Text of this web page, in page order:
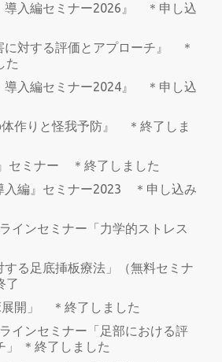
導入編セミナー2026』 ＊申し込
に対する評価とアプローチ』 ＊
た
導入編セミナー2024』 ＊申し込
作りと怪我予防』 ＊終了しま
セミナー ＊終了しました
入編』セミナー2023 ＊申し込み
インセミナー「力学的ストレス
る足底挿板療法」（無料セミナ
了
展開」 ＊終了しました
インセミナー「足部における評
」 ＊終了しました